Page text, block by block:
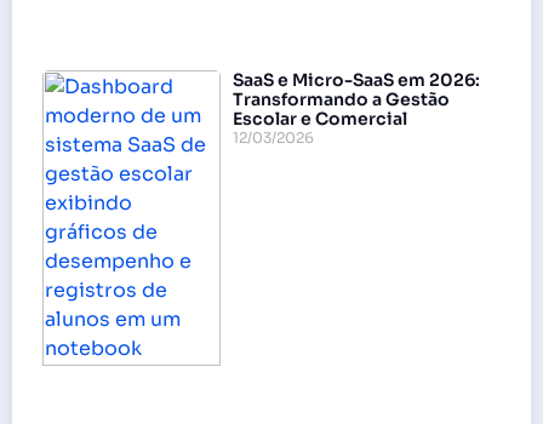
SaaS e Micro-SaaS em 2026:
Transformando a Gestão
Escolar e Comercial
12/03/2026